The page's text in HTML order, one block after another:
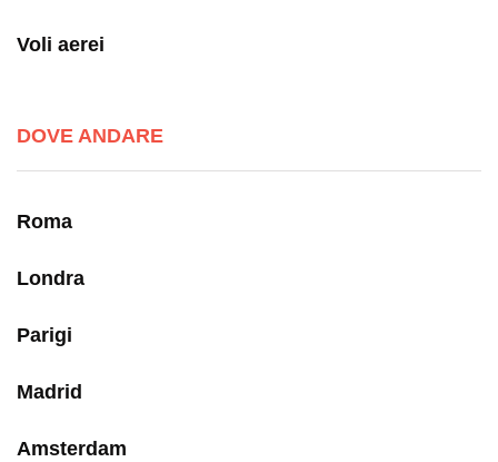
Voli aerei
DOVE ANDARE
Roma
Londra
Parigi
Madrid
Amsterdam